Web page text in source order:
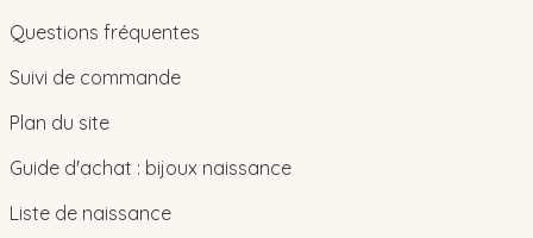
Questions fréquentes
Suivi de commande
Plan du site
Guide d'achat : bijoux naissance
Liste de naissance